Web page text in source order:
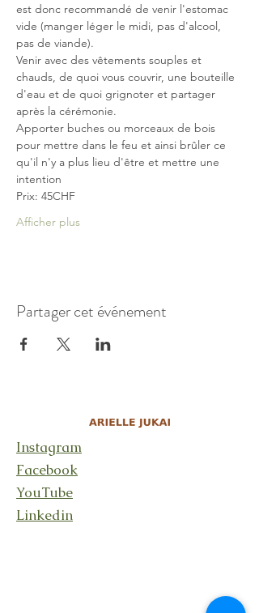
est donc recommandé de venir l'estomac
vide (manger léger le midi, pas d'alcool,
pas de viande).
Venir avec des vêtements souples et
chauds, de quoi vous couvrir, une bouteille
d'eau et de quoi grignoter et partager
après la cérémonie.
Apporter buches ou morceaux de bois
pour mettre dans le feu et ainsi brûler ce
qu'il n'y a plus lieu d'être et mettre une
intention
Prix: 45CHF
Afficher plus
Partager cet événement
Instagram
Facebook
YouTube
Linkedin